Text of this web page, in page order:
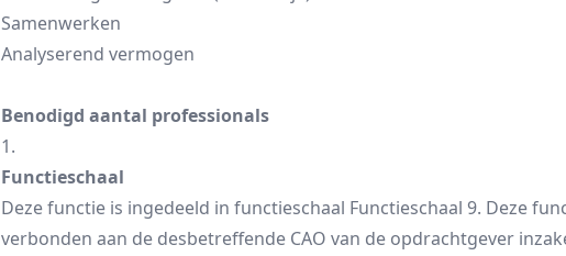
Samenwerken
Analyserend vermogen
Benodigd aantal professionals
1.
Functieschaal
Deze functie is ingedeeld in functieschaal Functieschaal 9. Deze
verbonden aan de desbetreffende CAO van de opdrachtgever